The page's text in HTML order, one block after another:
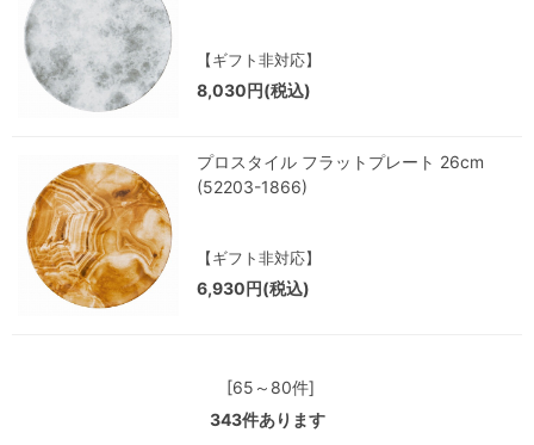
【ギフト非対応】
8,030円(税込)
プロスタイル フラットプレート 26cm
(52203-1866)
【ギフト非対応】
6,930円(税込)
[65～80件]
343件あります